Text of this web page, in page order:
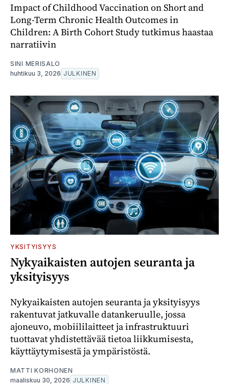
Impact of Childhood Vaccination on Short and
Long-Term Chronic Health Outcomes in
Children: A Birth Cohort Study tutkimus haastaa
narratiivin
SINI MERISALO
huhtikuu 3, 2026 JULKINEN
YKSITYISYYS
Nykyaikaisten autojen seuranta ja
yksityisyys
Nykyaikaisten autojen seuranta ja yksityisyys
rakentuvat jatkuvalle datankeruulle, jossa
ajoneuvo, mobiililaitteet ja infrastruktuuri
tuottavat yhdistettävää tietoa liikkumisesta,
käyttäytymisestä ja ympäristöstä.
MATTI KORHONEN
maaliskuu 30, 2026 JULKINEN